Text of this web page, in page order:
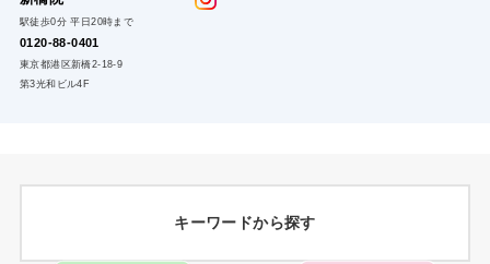
駅徒歩0分 平日20時まで
0120-88-0401
東京都港区新橋2-18-9
第3光和ビル4F
キーワードから探す